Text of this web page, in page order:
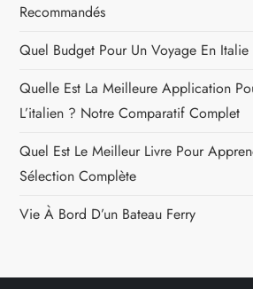
Recommandés
Quel Budget Pour Un Voyage En
Quelle Est La Meilleure Application
L’italien ? Notre Comparatif Complet
Quel Est Le Meilleur Livre Pour
Sélection Complète
Vie À Bord D’un Bateau Ferry